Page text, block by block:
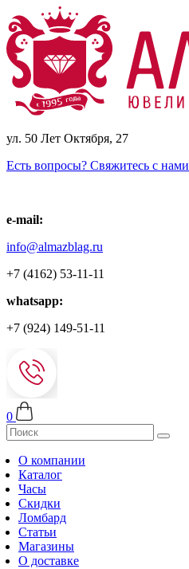
ул. 50 Лет Октября, 27
Есть вопросы? Свяжитесь с нами
e-mail:
info@almazblag.ru
+7 (4162) 53-11-11
whatsapp:
+7 (924) 149-51-11
0
О компании
Каталог
Часы
Скидки
Ломбард
Статьи
Магазины
О доставке